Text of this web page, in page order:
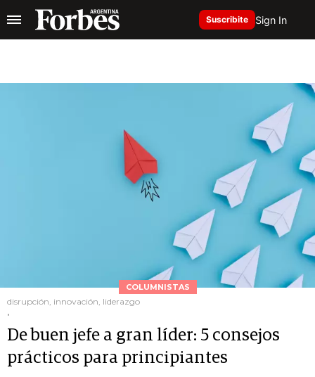
Suscribite Sign In
COLUMNISTAS
disrupción, innovación, liderazgo
.
De buen jefe a gran líder: 5 consejos
prácticos para principiantes